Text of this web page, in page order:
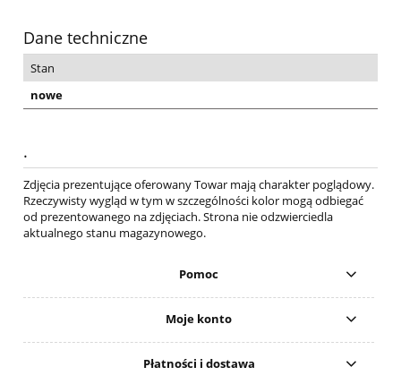
Dane techniczne
Stan
nowe
.
Zdjęcia prezentujące oferowany Towar mają charakter poglądowy.
Rzeczywisty wygląd w tym w szczególności kolor mogą odbiegać
od prezentowanego na zdjęciach. Strona nie odzwierciedla
aktualnego stanu magazynowego.
Pomoc
Moje konto
Płatności i dostawa